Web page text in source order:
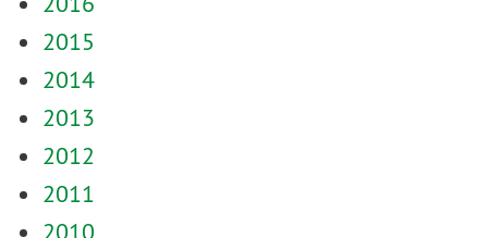
2015
2014
2013
2012
2011
2010